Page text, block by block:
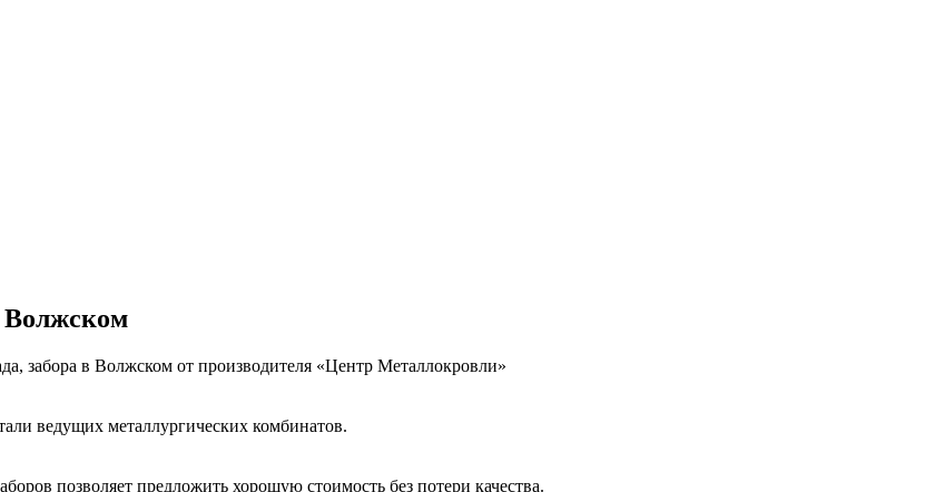
Волжском
забора в Волжском от производителя «Центр Металлокровли»
ведущих металлургических комбинатов.
позволяет предложить хорошую стоимость без потери качества.